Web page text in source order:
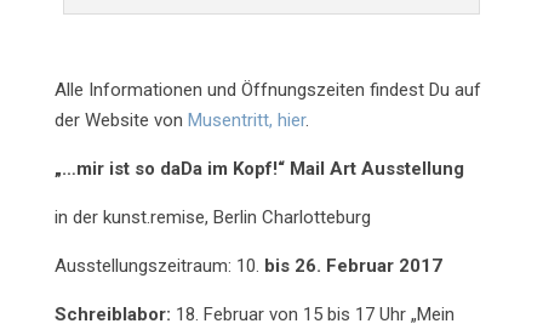
Alle Informationen und Öffnungszeiten findest Du auf
der Website von Musentritt, hier.
„…mir ist so daDa im Kopf!“ Mail Art Ausstellung
in der kunst.remise, Berlin Charlotteburg
Ausstellungszeitraum: 10. bis 26. Februar 2017
Schreiblabor: 18. Februar von 15 bis 17 Uhr „Mein